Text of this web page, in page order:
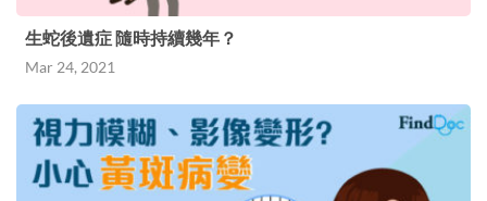
生蛇後遺症 隨時持續幾年？
Mar 24, 2021